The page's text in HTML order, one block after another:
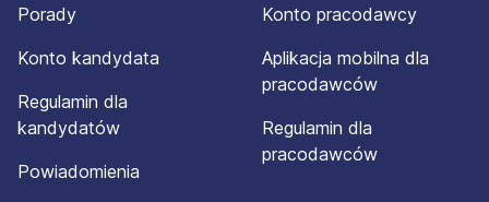
Porady
Konto kandydata
Regulamin dla
kandydatów
Powiadomienia
Konto pracodawcy
Aplikacja mobilna dla
pracodawców
Regulamin dla
pracodawców